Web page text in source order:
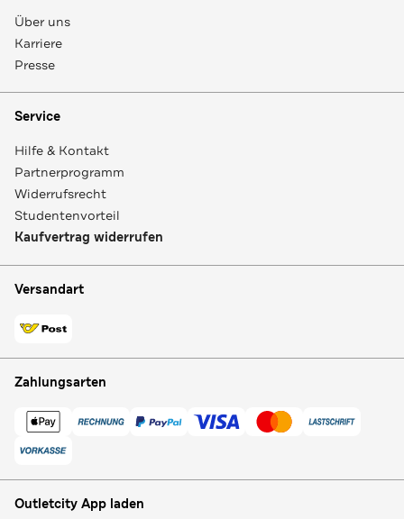
Über uns
Karriere
Presse
Service
Hilfe & Kontakt
Partnerprogramm
Widerrufsrecht
Studentenvorteil
Kaufvertrag widerrufen
Versandart
Zahlungsarten
Outletcity App laden